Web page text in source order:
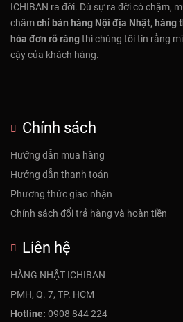
ICHIBAN ra đời. Dù sự ra đời có chậm,
châmchỉ bán hàng Nội địa Nhật, hàng
hóa đơn rõ ràngthì chúng tôi tin rằng
cậy của khách hàng.
Chính sách
Hướng dẫn mua hàng
Hướng dẫn thanh toán
Phương thức giao nhận
Chính sách đổi trả hàng và hoàn tiền
Liên hệ
HÀNG NHẬT ICHIBAN
PMH, Q. 7, TP. HCM
Hotline: 0908 844 224